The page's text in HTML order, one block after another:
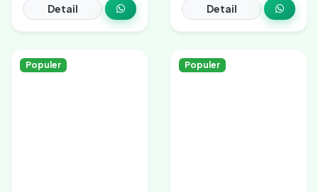
Detail Detail
Populer Populer